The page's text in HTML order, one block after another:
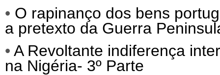
• O rapinanço dos bens
a pretexto da Guerra
• A Revoltante indiferença
na Nigéria- 3º Parte